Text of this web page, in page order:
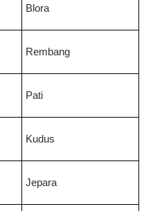
Blora
Rembang
Pati
Kudus
Jepara